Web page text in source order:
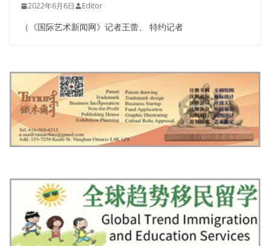
2022年6月6日 Editor
（《国际艺术新闻网》记者王蕾、 特约记者